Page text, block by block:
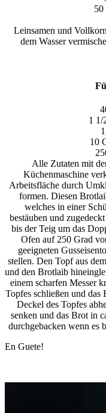
Leinsamen und
dem Wasser
1 1/
10
Alle Zutaten mit
Küchenmaschine
Arbeitsfläche durch
formen. Diesen
welches in einer
bestäuben und
bis der Teig um das
Ofen auf 250 Grad
geeigneten
stellen. Den Topf aus
und den Brotlaib
einem scharfen Messer
Topfes schließen und
Deckel des Topfes
senken und das Brot in
durchgebacken wenn es
En Guete!